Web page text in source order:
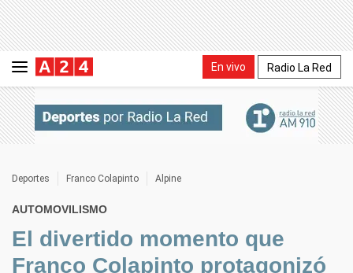
En vivo Radio La Red
Deportes Franco Colapinto Alpine
AUTOMOVILISMO
El divertido momento que
Franco Colapinto protagonizó